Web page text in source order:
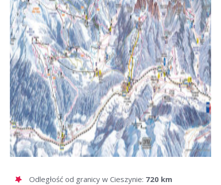
Odległość od granicy w Cieszynie: 720 km